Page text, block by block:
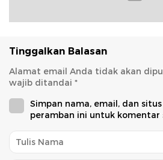
Tinggalkan Balasan
Alamat email Anda tidak akan
wajib ditandai *
Simpan nama, email, dan
peramban ini untuk komentar